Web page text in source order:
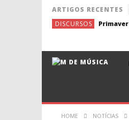
ARTIGOS RECENTES
DISCURSOS
HOME NOTÍCIAS